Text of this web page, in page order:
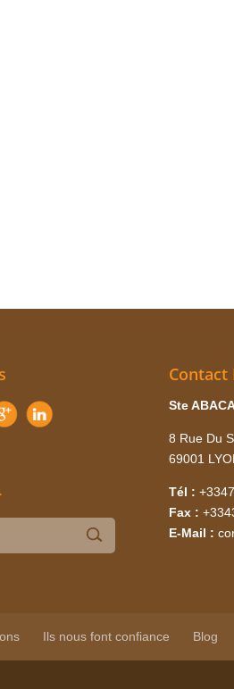
Contact
Ste
8 Rue Du
69001
Tél :
Fax :
E-Mail :
Ils nous font confiance Blog